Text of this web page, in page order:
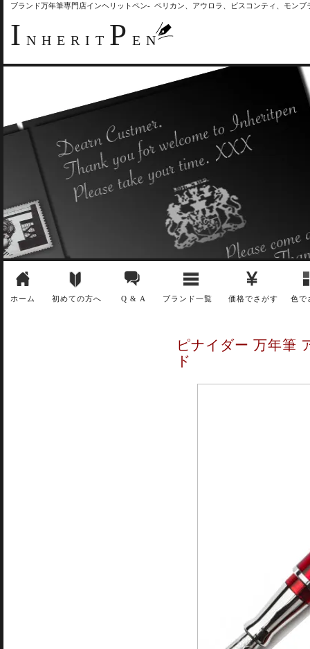
ブランド万年筆専門店インヘリットペン- ペリカン、アウロラ、ビスコンティ、モン
I NHERIT P EN
ホーム 初めての方へ Q & A ブランド一覧 価格でさがす 色で
ピナイダー 万年筆
ド